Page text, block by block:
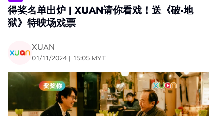
得奖名单出炉 | XUAN请你看戏！送《破·地
狱》特映场戏票
XUAN
01/11/2024 | 15:05 MYT